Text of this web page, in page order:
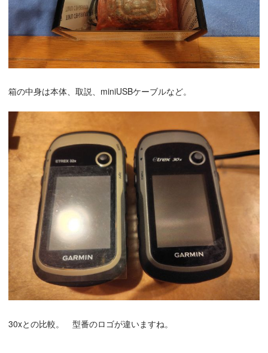
箱の中身は本体、取説、miniUSBケーブルなど。
30xとの比較。 型番のロゴが違いますね。